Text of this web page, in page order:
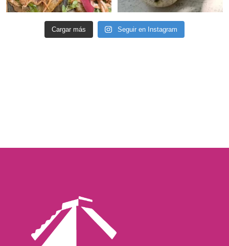
Cargar más Seguir en Instagram